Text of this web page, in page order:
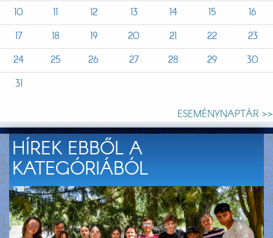
10
11 12 13 14 15
16
17
18 19 20 21 22
23
24
25 26 27 28 29
30
31
ESEMÉNYNAPTÁR >>
HÍREK EBBŐL A
KATEGÓRIÁBÓL